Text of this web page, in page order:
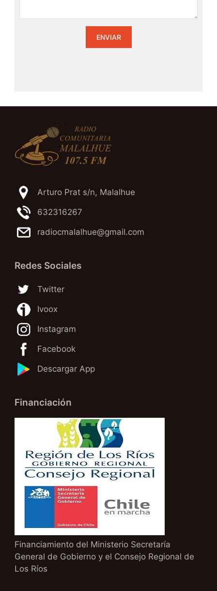
Arturo Prat s/n, Malalhue
632316267
radiocmalalhue@gmail.com
Redes Sociales
Twitter
Ivoox
Instagram
Facebook
Descargar App
Financiación
Financiamiento del Ministerio Secretaría
General de Gobierno y el Consejo Regional de
Los Ríos